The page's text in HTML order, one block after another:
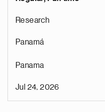
Research
Panamá
Panama
Jul 24, 2026